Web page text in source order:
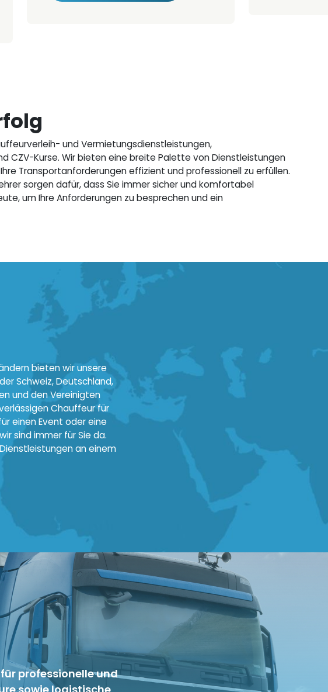
und Vermietungsdienstleistungen,
CZV-Kurse. Wir bieten eine breite Palette von Dienstleistungen
Transportanforderungen effizient und professionell zu erfüllen.
sorgen dafür, dass Sie immer sicher und komfortabel
um Ihre Anforderungen zu besprechen und ein
bieten wir unsere
Schweiz, Deutschland,
und den Vereinigten
Chauffeur für
einen Event oder eine
sind immer für Sie da.
an einem
professionelle und